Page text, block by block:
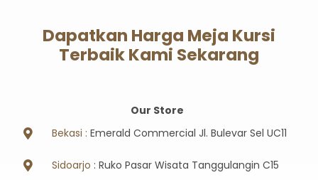
Dapatkan Harga Meja Kursi
Terbaik Kami Sekarang
Our Store
Bekasi : Emerald Commercial Jl. Bulevar Sel UC11
Sidoarjo : Ruko Pasar Wisata Tanggulangin C15